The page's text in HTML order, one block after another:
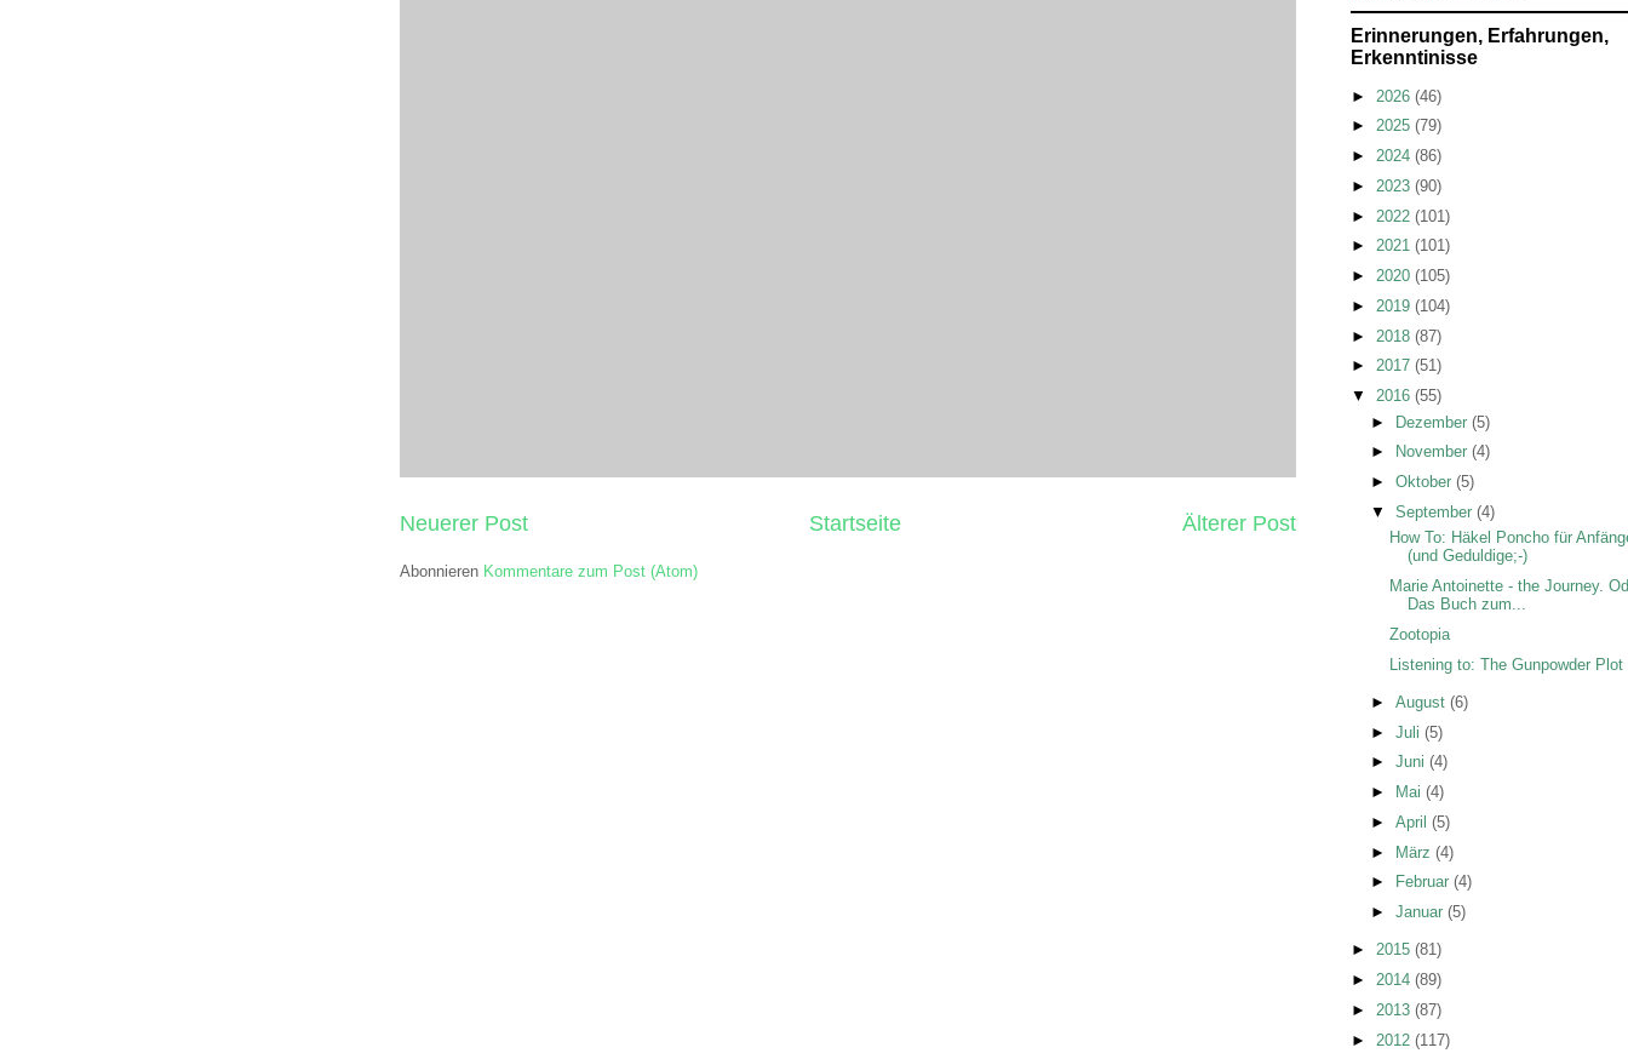
Neuerer Post Älterer Post
Startseite
Abonnieren Kommentare zum Post (Atom)
Erinnerungen, Erfahrungen,
Erkenntinisse
► 2026 (46)
► 2025 (79)
► 2024 (86)
► 2023 (90)
► 2022 (101)
► 2021 (101)
► 2020 (105)
► 2019 (104)
► 2018 (87)
► 2017 (51)
▼ 2016 (55)
► Dezember (5)
►
November (4)
► Oktober (5)
▼ September (4)
How To: Häkel Poncho für
(und Geduldige;-)
Marie Antoinette - the Journey.
Das Buch zum...
Zootopia
Listening to: The Gunpowder Plot
► August (6)
► Juli (5)
► Juni (4)
►
Mai (4)
► April (5)
► März (4)
►
Februar (4)
► Januar (5)
► 2015 (81)
► 2014 (89)
► 2013 (87)
► 2012 (117)